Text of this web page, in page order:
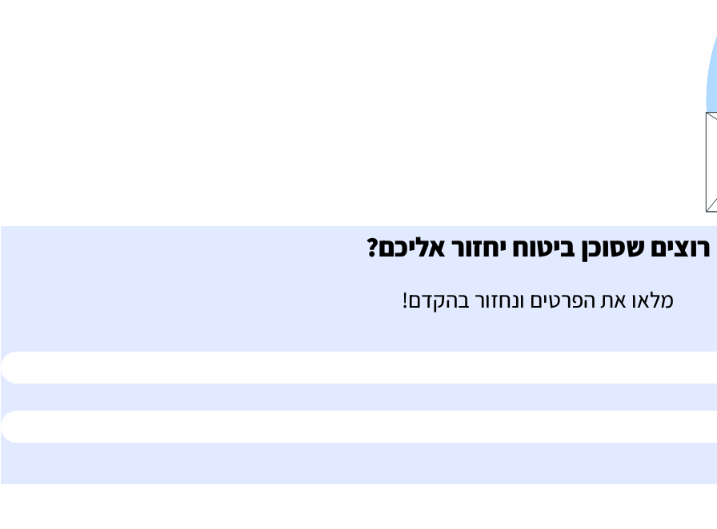
רוצים שסוכן ביטוח יחזור אליכם?
מלאו את הפרטים ונחזור בהקדם!